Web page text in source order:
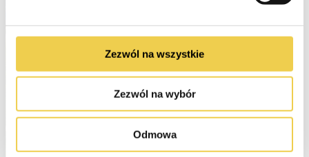
Zezwól na wszystkie
Zezwól na wybór
Odmowa